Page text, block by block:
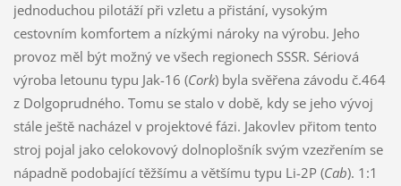
jednoduchou pilotáží při vzletu a přistání, vysokým
cestovním komfortem a nízkými nároky na výrobu. Jeho
provoz měl být možný ve všech regionech SSSR. Sériová
výroba letounu typu Jak-16 (Cork) byla svěřena závodu č.464
z Dolgoprudného. Tomu se stalo v době, kdy se jeho vývoj
stále ještě nacházel v projektové fázi. Jakovlev přitom tento
stroj pojal jako celokovový dolnoplošník svým vzezřením se
nápadně podobající těžšímu a většímu typu Li-2P (Cab). 1:1